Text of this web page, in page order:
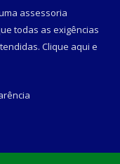
assessoria
todas as exigências
Clique aqui e